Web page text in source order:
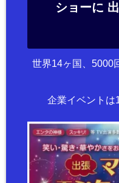
ショーに
世界14ヶ国、5000
企業イベントは